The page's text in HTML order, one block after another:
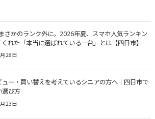
さかのランク外に。2026年夏、スマホ人気ランキン
れた「本当に選ばれている一台」とは【四日市】
28日
ュー・買い替えを考えているシニアの方へ｜四日市で
選び方
23日